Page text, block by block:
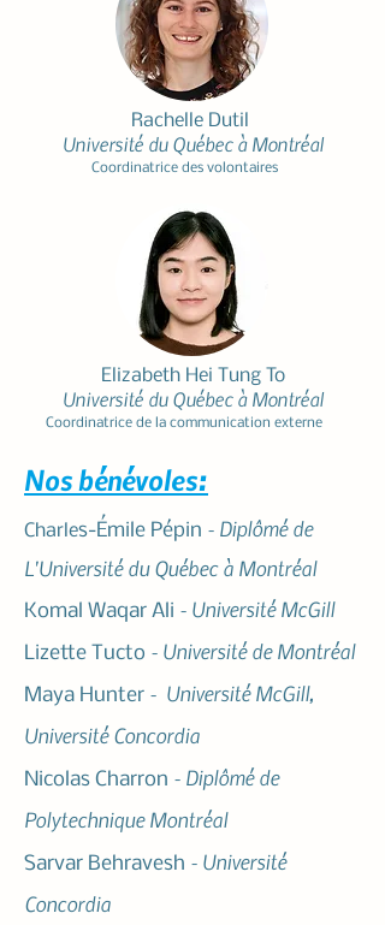
Rachelle Dutil
Université du Québec à Montréal
Coordinatrice des volontaires
Elizabeth Hei Tung To
Université du Québec à Montréal
Coordinatrice de la communication externe
Nos bénévoles:
Charles-Émile Pépin - Diplômé de
L'Université du Québec à Montréal
Komal Waqar Ali - Université McGill
Lizette Tucto - Université de Montréal
Maya Hunter - Université McGill,
Université Concordia
Nicolas Charron - Diplômé de
Polytechnique Montréal
Sarvar Behravesh - Université
Concordia